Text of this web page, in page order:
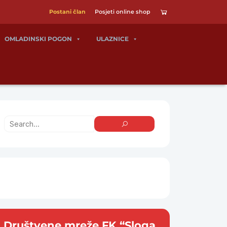
Postani član Posjeti online shop
OMLADINSKI POGON ULAZNICE